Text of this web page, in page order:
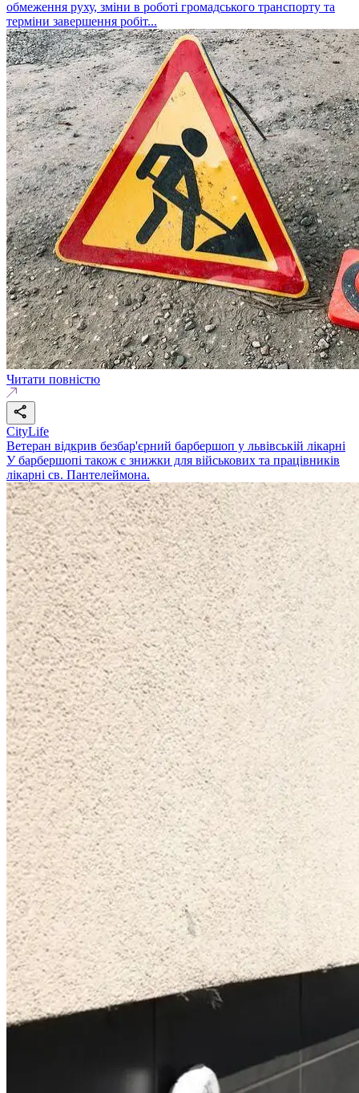
обмеження руху, зміни в роботі громадського транспорту та
терміни завершення робіт...
Читати повністю
CityLife
Ветеран відкрив безбар'єрний барбершоп у львівській лікарні
У барбершопі також є знижки для військових та працівників
лікарні св. Пантелеймона.